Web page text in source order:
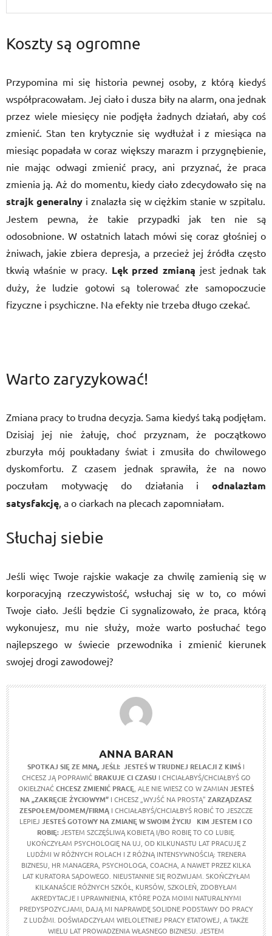
Koszty są ogromne
Przypomina mi się historia pewnej osoby, z którą kiedyś
współpracowałam. Jej ciało i dusza biły na alarm, ona jednak
przez wiele miesięcy nie podjęła żadnych działań, aby coś
zmienić. Stan ten krytycznie się wydłużał i z miesiąca na
miesiąc popadała w coraz większy marazm i przygnębienie,
nie mając odwagi zmienić pracy, ani przyznać, że praca
zmienia ją. Aż do momentu, kiedy ciało zdecydowało się na
strajk generalnyi znalazła się w ciężkim stanie w szpitalu.
Jestem pewna, że takie przypadki jak ten nie są
odosobnione. W ostatnich latach mówi się coraz głośniej o
żniwach, jakie zbiera depresja, a przecież jej źródła często
tkwią właśnie w pracy. Lęk przed zmianą jest jednak tak
duży, że ludzie gotowi są tolerować złe samopoczucie
fizyczne i psychiczne. Na efekty nie trzeba długo czekać.
Warto zaryzykować!
Zmiana pracy to trudna decyzja. Sama kiedyś taką podjęłam.
Dzisiaj jej nie żałuję, choć przyznam, że początkowo
zburzyła mój poukładany świat i zmusiła do chwilowego
dyskomfortu. Z czasem jednak sprawiła, że na nowo
poczułam motywację do działania i odnalazłam
satysfakcję, a o ciarkach na plecach zapomniałam.
Słuchaj siebie
Jeśli więc Twoje rajskie wakacje za chwilę zamienią się w
korporacyjną rzeczywistość, wsłuchaj się w to, co mówi
Twoje ciało. Jeśli będzie Ci sygnalizowało, że praca, którą
wykonujesz, mu nie służy, może warto posłuchać tego
najlepszego w świecie przewodnika i zmienić kierunek
swojej drogi zawodowej?
ANNA BARAN
SPOTKAJ SIĘ ZE MNĄ, JEŚLI: JESTEŚ W TRUDNEJ RELACJI Z KIMŚ I
CHCESZ JĄ POPRAWIĆ BRAKUJE CI CZASU I CHCIAŁABYŚ/CHCIAŁBYŚ GO
OKIEŁZNAĆCHCESZ ZMIENIĆ PRACĘ , ALE NIE WIESZ CO W ZAMIAN JESTEŚ
NA „ZAKRĘCIE ŻYCIOWYM” I CHCESZ „WYJŚĆ NA PROSTĄ” ZARZĄDZASZ
ZESPOŁEM/DOMEM/FIRMĄ I CHCIAŁABYŚ/CHCIAŁBYŚ ROBIĆ TO JESZCZE
LEPIEJ JESTEŚ GOTOWY NA ZMIANĘ W SWOIM ŻYCIU
KIM JESTEM I CO
ROBIĘ:JESTEM SZCZĘŚLIWĄ KOBIETĄ I/BO ROBIĘ TO CO LUBIĘ.
UKOŃCZYŁAM PSYCHOLOGIĘ NA UJ, OD KILKUNASTU LAT PRACUJĘ Z
LUDŹMI W RÓŻNYCH ROLACH I Z RÓŻNĄ INTENSYWNOŚCIĄ: TRENERA
BIZNESU, HR MANAGERA, PSYCHOLOGA, COACHA, A NAWET PRZEZ KILKA
LAT KURATORA SĄDOWEGO. NIEUSTANNIE SIĘ ROZWIJAM. SKOŃCZYŁAM
KILKANAŚCIE RÓŻNYCH SZKÓŁ, KURSÓW, SZKOLEŃ, ZDOBYŁAM
AKREDYTACJE I UPRAWNIENIA, KTÓRE POZA MOIMI NATURALNYMI
PREDYSPOZYCJAMI, DAJĄ MI NAPRAWDĘ SOLIDNE PODSTAWY DO PRACY
Z LUDŹMI. DOŚWIADCZYŁAM WIELOLETNIEJ PRACY ETATOWEJ, A TAKŻE
WIELU LAT PROWADZENIA WŁASNEGO BIZNESU. JESTEM